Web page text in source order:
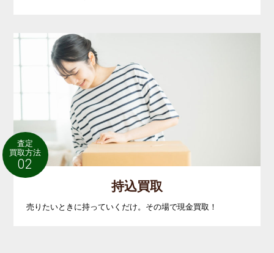
査定
買取方法
02
持込買取
売りたいときに持っていくだけ。その場で現金買取！